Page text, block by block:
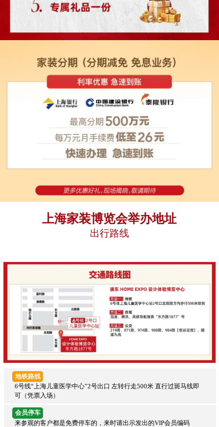
上海家装博览会举办地址
出行路线
地铁路线
6号线“上海儿童医学中心”2号出口 左转行走500米 直行过斑马线即
可（凭票入场）
会员停车
来参观的客户都是免费停车的，来时请出示发出的VIP会员编码